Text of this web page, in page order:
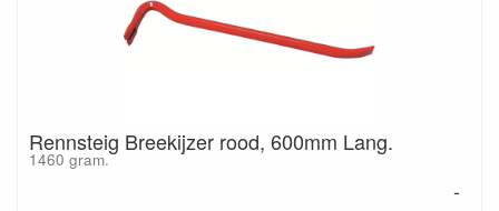
Rennsteig Breekijzer rood, 600mm Lang.
1460 gram.
-